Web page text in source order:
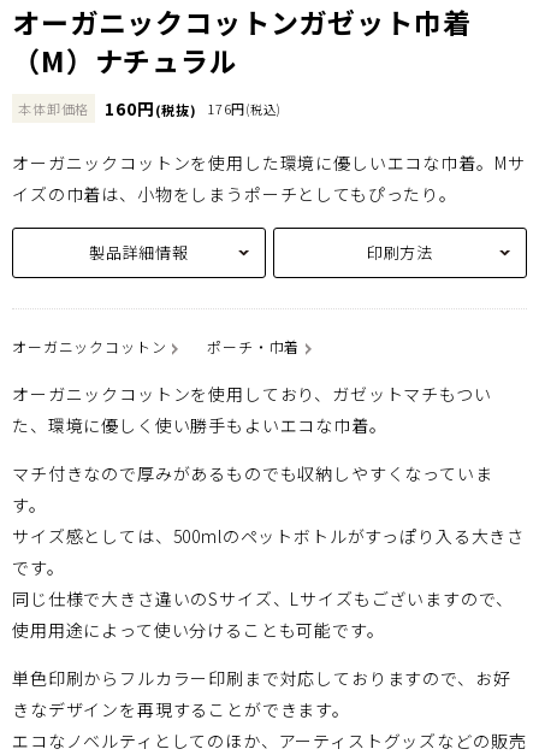
オーガニックコットンガゼット巾着
（M）ナチュラル
本体卸価格 160円(税抜) 176円(税込)
オーガニックコットンを使用した環境に優しいエコな巾着。Mサ
イズの巾着は、小物をしまうポーチとしてもぴったり。
製品詳細情報 印刷方法
オーガニックコットン ポーチ・巾着
オーガニックコットンを使用しており、ガゼットマチもつい
た、環境に優しく使い勝手もよいエコな巾着。
マチ付きなので厚みがあるものでも収納しやすくなっていま
す。
サイズ感としては、500mlのペットボトルがすっぽり入る大きさ
です。
同じ仕様で大きさ違いのSサイズ、Lサイズもございますので、
使用用途によって使い分けることも可能です。
単色印刷からフルカラー印刷まで対応しておりますので、お好
きなデザインを再現することができます。
エコなノベルティとしてのほか、アーティストグッズなどの販売